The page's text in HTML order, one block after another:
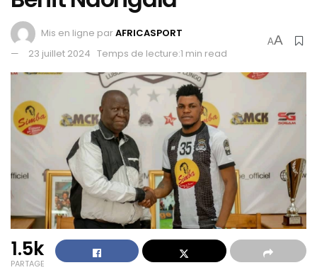
Mis en ligne parAFRICASPORT
23 juillet 2024 Temps de lecture:1 min read
AA
1.5k
PARTAGE